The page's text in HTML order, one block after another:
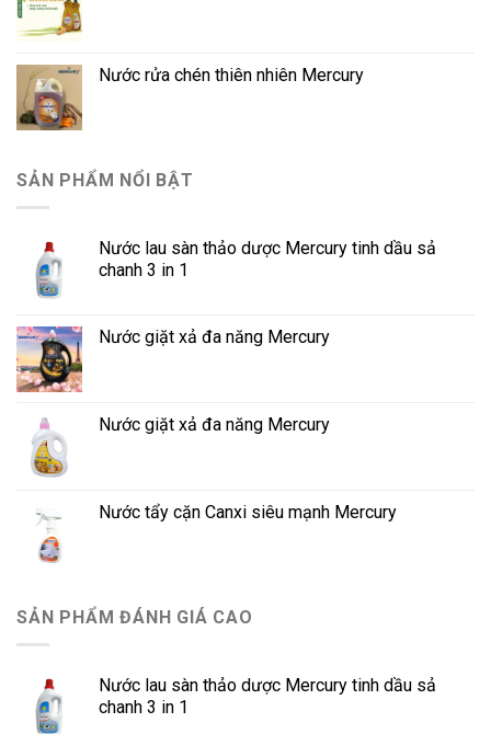
Nước rửa chén thiên nhiên Mercury
SẢN PHẨM NỔI BẬT
Nước lau sàn thảo dược Mercury tinh dầu sả
chanh 3 in 1
Nước giặt xả đa năng Mercury
Nước giặt xả đa năng Mercury
Nước tẩy cặn Canxi siêu mạnh Mercury
SẢN PHẨM ĐÁNH GIÁ CAO
Nước lau sàn thảo dược Mercury tinh dầu sả
chanh 3 in 1